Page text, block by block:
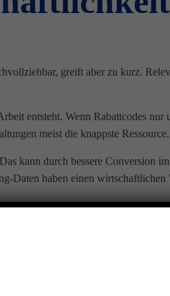
greift aber zu kurz.
entsteht. Wenn Rabattcodes nur
meist die knappste Ressource.
kann durch bessere Conversion
Daten haben einen
Leistungen
Rentabilität.